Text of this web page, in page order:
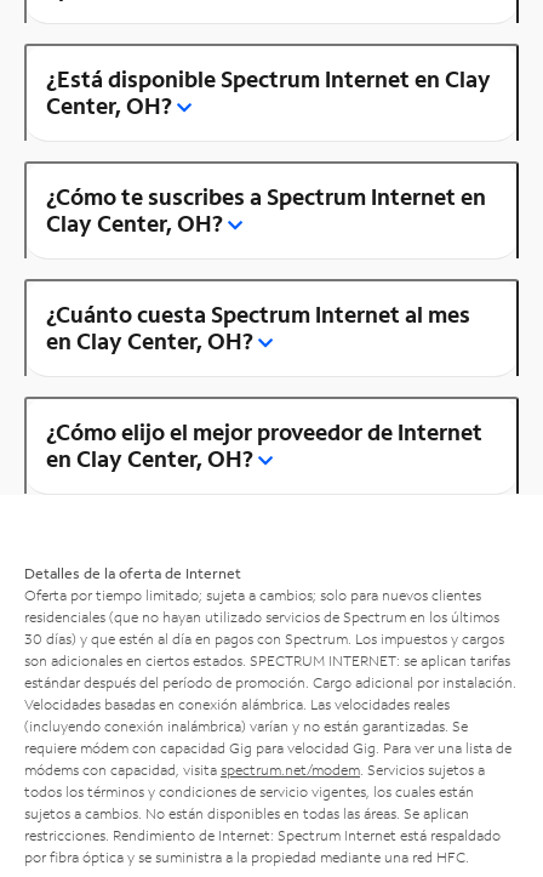
¿Está disponible Spectrum Internet en Clay
Center, OH?
¿Cómo te suscribes a Spectrum Internet en
Clay Center, OH?
¿Cuánto cuesta Spectrum Internet al mes
en Clay Center, OH?
¿Cómo elijo el mejor proveedor de Internet
en Clay Center, OH?
Detalles de la oferta de Internet
Oferta por tiempo limitado; sujeta a cambios; solo para nuevos clientes
residenciales (que no hayan utilizado servicios de Spectrum en los últimos
30 días) y que estén al día en pagos con Spectrum. Los impuestos y cargos
son adicionales en ciertos estados. SPECTRUM INTERNET: se aplican tarifas
estándar después del período de promoción. Cargo adicional por instalación.
Velocidades basadas en conexión alámbrica. Las velocidades reales
(incluyendo conexión inalámbrica) varían y no están garantizadas. Se
requiere módem con capacidad Gig para velocidad Gig. Para ver una lista de
módems con capacidad, visita spectrum.net/modem . Servicios sujetos a
todos los términos y condiciones de servicio vigentes, los cuales están
sujetos a cambios. No están disponibles en todas las áreas. Se aplican
restricciones. Rendimiento de Internet: Spectrum Internet está respaldado
por fibra óptica y se suministra a la propiedad mediante una red HFC.